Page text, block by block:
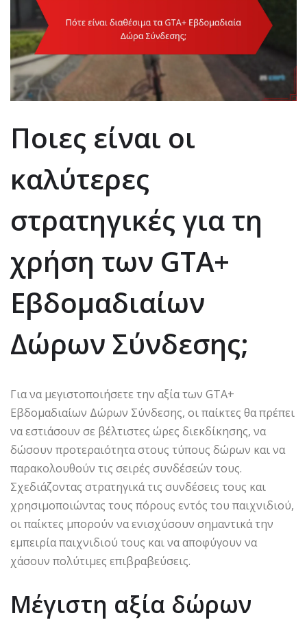
Ποιες είναι οι
καλύτερες
στρατηγικές για τη
χρήση των GTA+
Εβδομαδιαίων
Δώρων Σύνδεσης;
Για να μεγιστοποιήσετε την αξία των GTA+
Εβδομαδιαίων Δώρων Σύνδεσης, οι παίκτες θα πρέπει
να εστιάσουν σε βέλτιστες ώρες διεκδίκησης, να
δώσουν προτεραιότητα στους τύπους δώρων και να
παρακολουθούν τις σειρές συνδέσεών τους.
Σχεδιάζοντας στρατηγικά τις συνδέσεις τους και
χρησιμοποιώντας τους πόρους εντός του παιχνιδιού,
οι παίκτες μπορούν να ενισχύσουν σημαντικά την
εμπειρία παιχνιδιού τους και να αποφύγουν να
χάσουν πολύτιμες επιβραβεύσεις.
Μέγιστη αξία δώρων